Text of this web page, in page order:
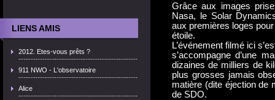
LIENS AMIS
2012. Etes-vous prêts ?
911 NWO - L'observatoire
Alice
Grâce aux images
Nasa, le Solar
aux premières loges
étoile.
L’événement filmé ici
s’accompagne d’une
dizaines de milliers de
plus grosses jamais
matière (dite éjection de
de SDO.